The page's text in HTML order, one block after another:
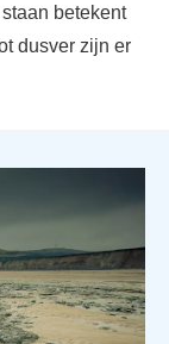
betekent
dusver zijn er